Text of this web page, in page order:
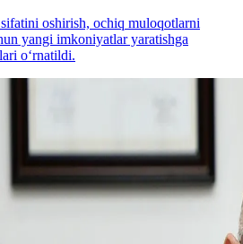
oshirish, ochiq muloqotlarni
yangi imkoniyatlar yaratishga
o‘rnatildi.